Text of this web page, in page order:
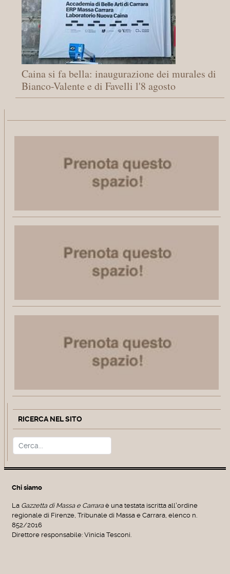
Caina si fa bella: inaugurazione dei murales di
Bianco-Valente e di Favelli l'8 agosto
RICERCA NEL SITO
Cerca Type 2 or more characters for
Chi siamo
La Gazzetta di Massa e Carraraè una testata iscritta all'ordine
regionale di Firenze, Tribunale di Massa e Carrara, elenco n.
852/2016
Direttore responsabile: Vinicia Tesconi.